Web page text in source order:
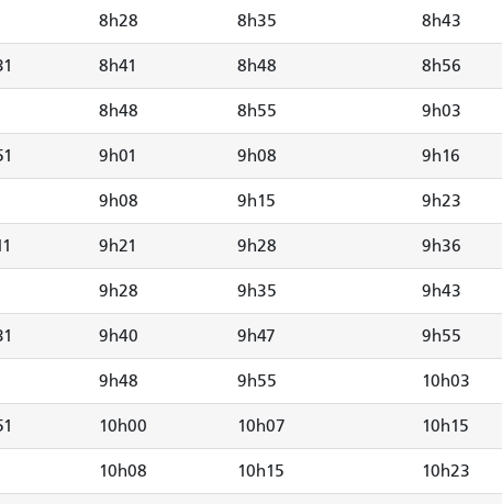
8h28 8h35 8h43
8h41 8h48 8h56
8h48 8h55 9h03
9h01 9h08 9h16
9h08 9h15 9h23
9h21 9h28 9h36
9h28 9h35 9h43
9h40 9h47 9h55
9h48 9h55 10h03
10h00 10h07 10h15
10h08 10h15 10h23